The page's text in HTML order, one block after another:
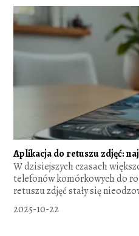
Aplikacja do retuszu zdjęć:
W dzisiejszych czasach
telefonów komórkowych do
retuszu zdjęć stały się
2025-10-22